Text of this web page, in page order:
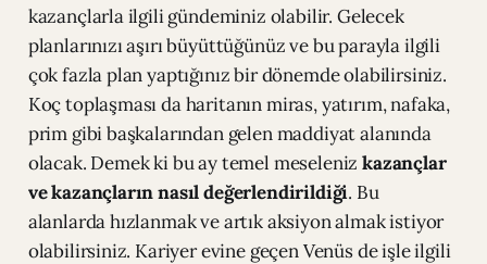
kazançlarla ilgili gündeminiz olabilir. Gelecek
planlarınızı aşırı büyüttüğünüz ve bu parayla ilgili
çok fazla plan yaptığınız bir dönemde olabilirsiniz.
Koç toplaşması da haritanın miras, yatırım, nafaka,
prim gibi başkalarından gelen maddiyat alanında
olacak. Demek ki bu ay temel meselenizkazançlar
ve kazançların nasıl değerlendirildiği. Bu
alanlarda hızlanmak ve artık aksiyon almak istiyor
olabilirsiniz. Kariyer evine geçen Venüs de işle ilgili